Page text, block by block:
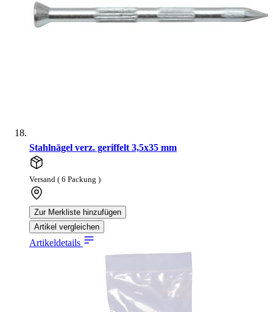
Stahlnägel verz. geriffelt 3,5x35 mm
Versand ( 6 Packung )
Zur Merkliste hinzufügen
Artikel vergleichen
Artikeldetails